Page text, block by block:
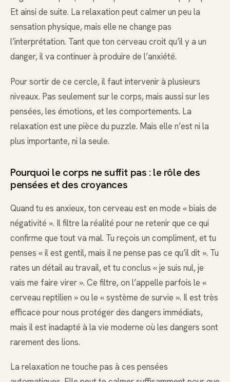
Et ainsi de suite. La relaxation peut calmer un peu la
sensation physique, mais elle ne change pas
l’interprétation. Tant que ton cerveau croit qu’il y a un
danger, il va continuer à produire de l’anxiété.
Pour sortir de ce cercle, il faut intervenir à plusieurs
niveaux. Pas seulement sur le corps, mais aussi sur les
pensées, les émotions, et les comportements. La
relaxation est une pièce du puzzle. Mais elle n’est ni la
plus importante, ni la seule.
Pourquoi le corps ne suffit pas : le rôle des
pensées et des croyances
Quand tu es anxieux, ton cerveau est en mode « biais de
négativité ». Il filtre la réalité pour ne retenir que ce qui
confirme que tout va mal. Tu reçois un compliment, et tu
penses « il est gentil, mais il ne pense pas ce qu’il dit ». Tu
rates un détail au travail, et tu conclus « je suis nul, je
vais me faire virer ». Ce filtre, on l’appelle parfois le «
cerveau reptilien » ou le « système de survie ». Il est très
efficace pour nous protéger des dangers immédiats,
mais il est inadapté à la vie moderne où les dangers sont
rarement des lions.
La relaxation ne touche pas à ces pensées